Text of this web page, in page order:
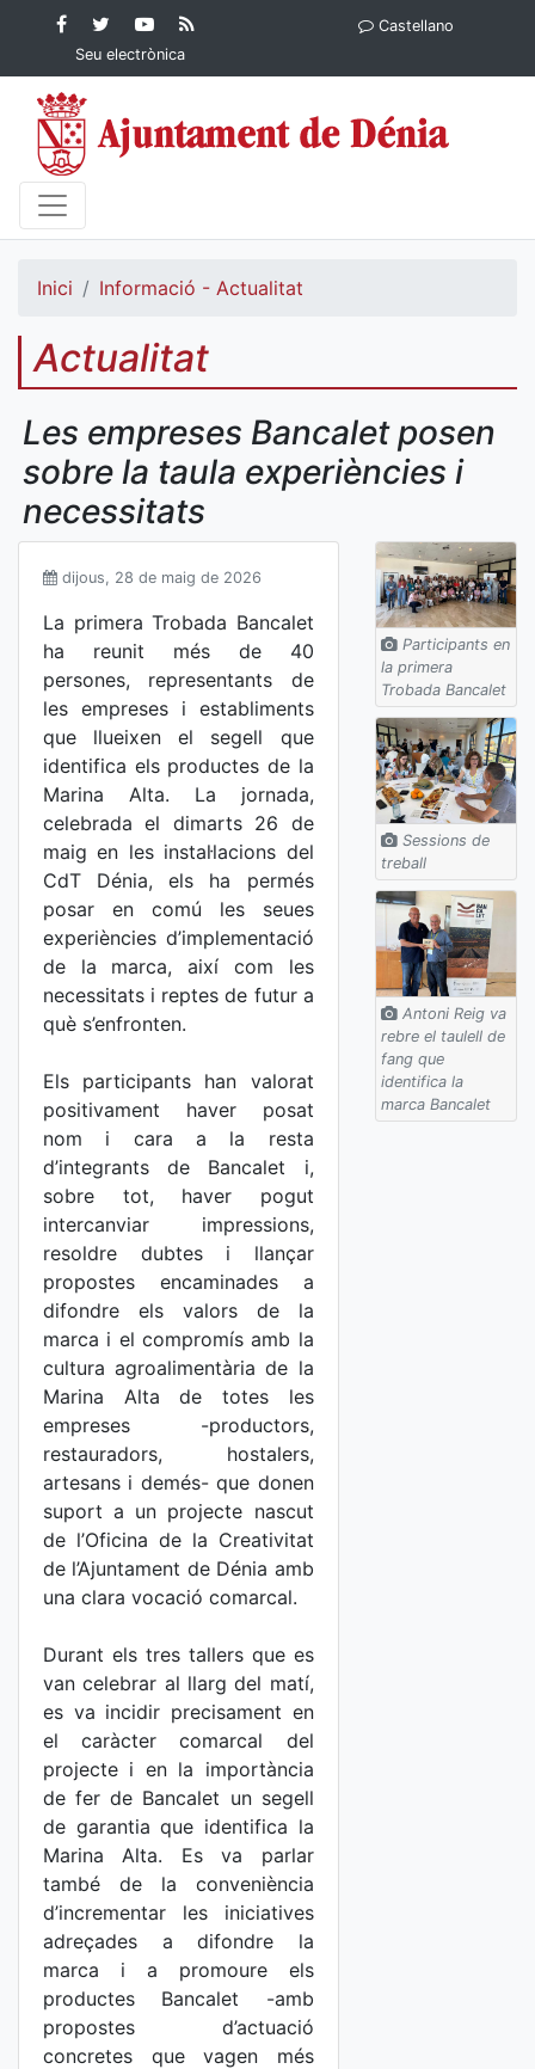
Contingut principalFacebook
Ajuntament de Dénia
Twitter
Ajuntament de
Dénia
YouTube
Ajuntament
de Dénia
Ajuntament
Seu electrònica
Castellano
Inici Informació - Actualitat
Actualitat
Les empreses Bancalet posen
sobre la taula experiències i
necessitats
dijous, 28 de maig de 2026
La primera Trobada Bancalet
ha reunit més de 40
persones, representants de
les empreses i establiments
que llueixen el segell que
identifica els productes de la
Marina Alta. La jornada,
celebrada el dimarts 26 de
maig en les instal·lacions del
CdT Dénia, els ha permés
posar en comú les seues
experiències d’implementació
de la marca, així com les
necessitats i reptes de futur a
què s’enfronten.
Els participants han valorat
positivament haver posat
nom i cara a la resta
d’integrants de Bancalet i,
sobre tot, haver pogut
intercanviar impressions,
resoldre dubtes i llançar
propostes encaminades a
difondre els valors de la
marca i el compromís amb la
cultura agroalimentària de la
Marina Alta de totes les
empreses -productors,
restauradors, hostalers,
artesans i demés- que donen
suport a un projecte nascut
de l’Oficina de la Creativitat
de l’Ajuntament de Dénia amb
una clara vocació comarcal.
Durant els tres tallers que es
van celebrar al llarg del matí,
es va incidir precisament en
el caràcter comarcal del
projecte i en la importància
de fer de Bancalet un segell
de garantia que identifica la
Marina Alta. Es va parlar
també de la conveniència
d’incrementar les iniciatives
adreçades a difondre la
marca i a promoure els
productes Bancalet -amb
propostes d’actuació
concretes que vagen més
Participants en
la primera
Trobada Bancalet
Sessions de
treball
Antoni Reig va
rebre el taulell de
fang que
identifica la
marca Bancalet